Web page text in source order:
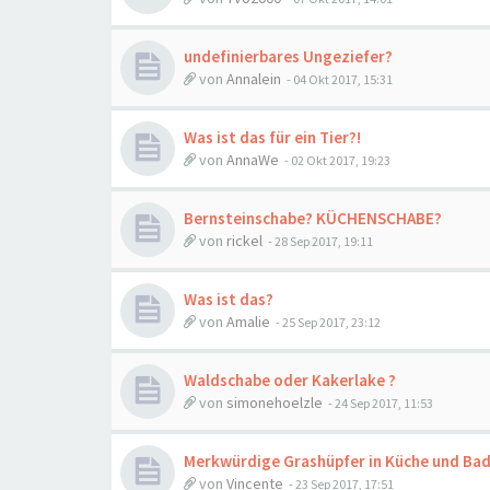
undefinierbares Ungeziefer?
von Annalein - 04 Okt 2017, 15:31
Was ist das für ein Tier?!
von AnnaWe - 02 Okt 2017, 19:23
Bernsteinschabe? KÜCHENSCHABE?
von rickel - 28 Sep 2017, 19:11
Was ist das?
von Amalie - 25 Sep 2017, 23:12
Waldschabe oder Kakerlake ?
von simonehoelzle - 24 Sep 2017, 11:53
Merkwürdige Grashüpfer in Küche und
von Vincente - 23 Sep 2017, 17:51